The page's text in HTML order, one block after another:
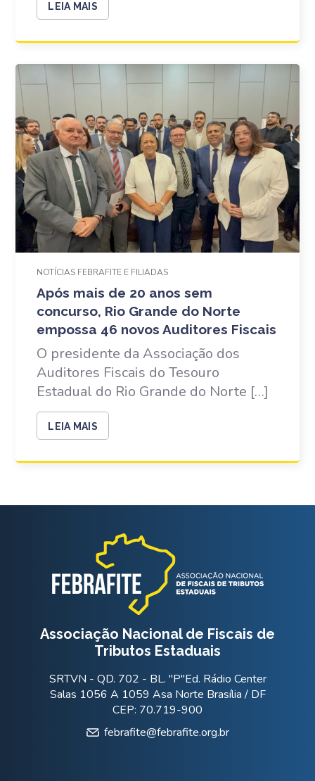
LEIA MAIS
NOTÍCIAS FEBRAFITE E FILIADAS
Após mais de 20 anos sem
concurso, Rio Grande do Norte
empossa 46 novos Auditores Fiscais
O presidente da Associação dos
Auditores Fiscais do Tesouro
Estadual do Rio Grande do Norte […]
LEIA MAIS
Associação Nacional de Fiscais de
Tributos Estaduais
SRTVN - QD. 702 - BL. "P"Ed. Rádio Center
Salas 1056 A 1059 Asa Norte Brasília / DF
CEP: 70.719-900
febrafite@febrafite.org.br